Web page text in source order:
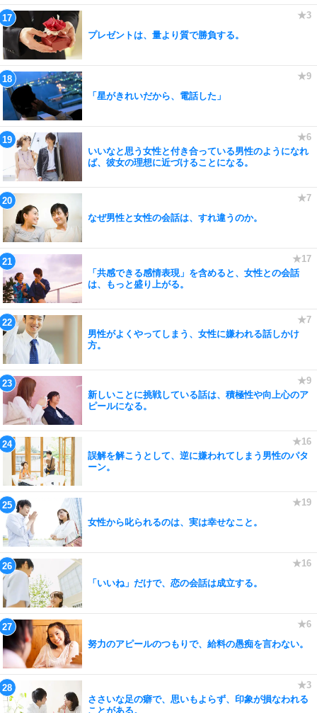
プレゼントは、量より質で勝負する。
「星がきれいだから、電話した」
いいなと思う女性と付き合っている男性のようになれ
ば、彼女の理想に近づけることになる。
なぜ男性と女性の会話は、すれ違うのか。
「共感できる感情表現」を含めると、女性との会話
は、もっと盛り上がる。
男性がよくやってしまう、女性に嫌われる話しかけ
方。
新しいことに挑戦している話は、積極性や向上心のア
ピールになる。
誤解を解こうとして、逆に嫌われてしまう男性のパタ
ーン。
女性から叱られるのは、実は幸せなこと。
「いいね」だけで、恋の会話は成立する。
努力のアピールのつもりで、給料の愚痴を言わない。
ささいな足の癖で、思いもよらず、印象が損なわれる
ことがある。